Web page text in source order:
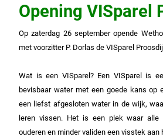
Opening VISparel
Op zaterdag 26 september opende
met voorzitter P. Dorlas de VISparel
Wat is een VISparel? Een VISparel is
bevisbaar water met een goede kans op
een liefst afgesloten water in de wijk,
leren vissen. Het is een plek waar alle
ouderen en minder validen een visstek aan